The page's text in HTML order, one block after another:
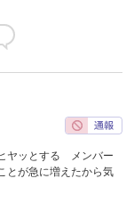
ヤッとする メンバー
とが急に増えたから気